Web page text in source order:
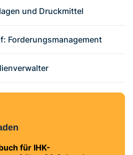
und Druckmittel
Forderungsmanagement
für IHK-